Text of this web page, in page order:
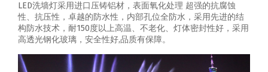
LED洗墙灯采用进口压铸铝材，表面氧化处理 超强的抗腐蚀
性、抗压性，卓越的防水性，内部孔位全防水，采用先进的结
构防水技术，耐150度以上高温、不老化、灯体密封性好，采用
高透光钢化玻璃，安全性好,品质有保障。